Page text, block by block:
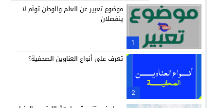
1
موضوع تعبير عن العلم والوطن توأم لا
ينفصلان
2
تعرف على أنواع العناوين الصحفية؟